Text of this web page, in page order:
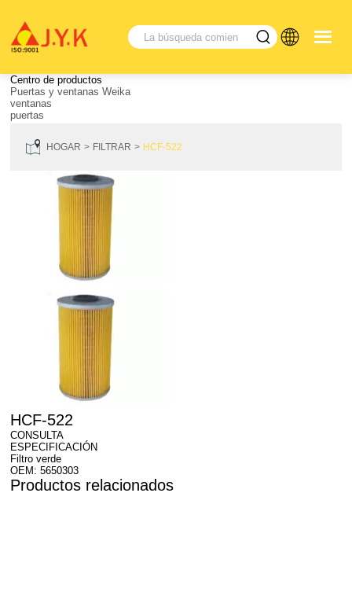
Centro de productos
Puertas y ventanas Weika
ventanas
puertas
HOGAR FILTRAR HCF-522
HCF-522
CONSULTA
ESPECIFICACIÓN
Filtro verde
OEM: 5650303
Productos relacionados